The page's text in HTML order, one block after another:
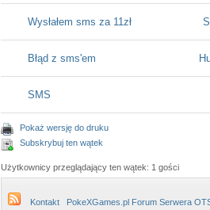
Wysłałem sms za 11zł
Błąd z sms'em
SMS
Pokaż wersję do druku
Subskrybuj ten wątek
Użytkownicy przeglądający ten wątek: 1 gości
Kontakt PokeXGames.pl Forum Serwera